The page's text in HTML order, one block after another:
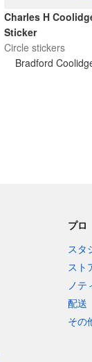
Charles H
Sticker
Circle stickers
Bradford
プロ
スタ
スト
ノテ
配送
その